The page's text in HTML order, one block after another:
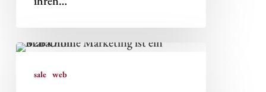
Online
Marathon
sale web